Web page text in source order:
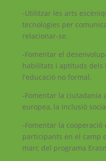
-Utilitzar les arts
tecnologies per
relacionar-se.
-Fomentar el
habilitats i aptituds
l'educació no formal.
-Fomentar la ciutadania
europea, la inclusió
-Fomentar la
participants en el camp
marc del programa